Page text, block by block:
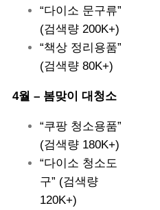
“다이소 문구류”
(검색량 200K+)
“책상 정리용품”
(검색량 80K+)
4월 – 봄맞이 대청소
“쿠팡 청소용품”
(검색량 180K+)
“다이소 청소도
구” (검색량
120K+)